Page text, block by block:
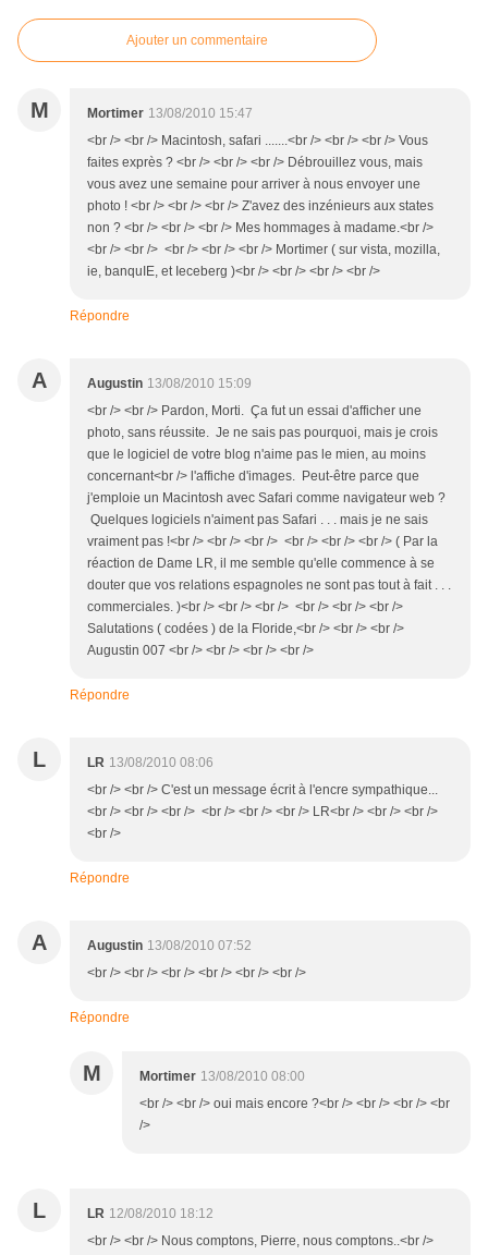
Ajouter un commentaire
M Mortimer 13/08/2010 15:47
<br /> <br /> Macintosh, safari .......<br /> <br /> <br /> Vous
faites exprès ? <br /> <br /> <br /> Débrouillez vous, mais
vous avez une semaine pour arriver à nous envoyer une
photo ! <br /> <br /> <br /> Z'avez des inzénieurs aux states
non ? <br /> <br /> <br /> Mes hommages à madame.<br />
<br /> <br /> <br /> <br /> <br /> Mortimer ( sur vista, mozilla,
ie, banquIE, et Ieceberg )<br /> <br /> <br /> <br />
Répondre
A Augustin 13/08/2010 15:09
<br /> <br /> Pardon, Morti. Ça fut un essai d'afficher une
photo, sans réussite. Je ne sais pas pourquoi, mais je crois
que le logiciel de votre blog n'aime pas le mien, au moins
concernant<br /> l'affiche d'images. Peut-être parce que
j'emploie un Macintosh avec Safari comme navigateur web ?
Quelques logiciels n'aiment pas Safari . . . mais je ne sais
vraiment pas !<br /> <br /> <br /> <br /> <br /> <br /> ( Par la
réaction de Dame LR, il me semble qu'elle commence à se
douter que vos relations espagnoles ne sont pas tout à fait . . .
commerciales. )<br /> <br /> <br /> <br /> <br /> <br />
Salutations ( codées ) de la Floride,<br /> <br /> <br />
Augustin 007 <br /> <br /> <br /> <br />
Répondre
L LR 13/08/2010 08:06
<br /> <br /> C'est un message écrit à l'encre sympathique...
<br /> <br /> <br /> <br /> <br /> <br /> LR<br /> <br /> <br />
<br />
Répondre
A Augustin 13/08/2010 07:52
<br /> <br /> <br /> <br /> <br /> <br />
Répondre
M Mortimer 13/08/2010 08:00
<br /> <br /> oui mais encore ?<br /> <br /> <br /> <br
/>
L LR 12/08/2010 18:12
<br /> <br /> Nous comptons, Pierre, nous comptons..<br />